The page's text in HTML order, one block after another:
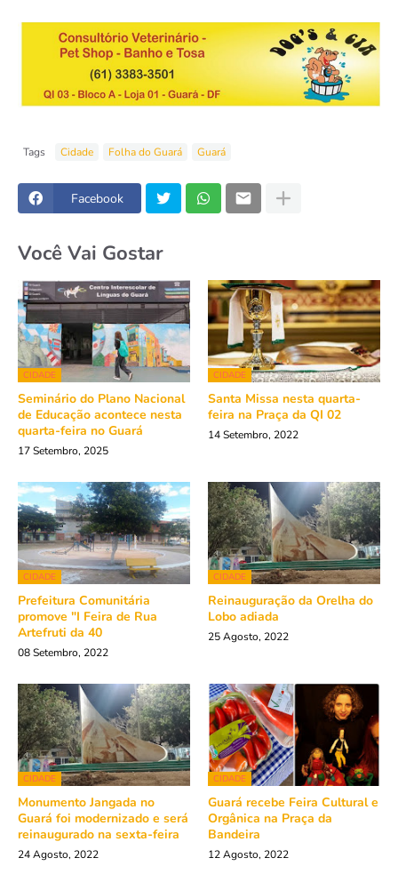
Tags Cidade Folha do Guará Guará
Facebook
Você Vai Gostar
CIDADE
Seminário do Plano Nacional
de Educação acontece nesta
quarta-feira no Guará
17 Setembro, 2025
CIDADE
Santa Missa nesta quarta-
feira na Praça da QI 02
14 Setembro, 2022
CIDADE
Prefeitura Comunitária
promove "I Feira de Rua
Artefruti da 40
08 Setembro, 2022
CIDADE
Reinauguração da Orelha do
Lobo adiada
25 Agosto, 2022
CIDADE
Monumento Jangada no
Guará foi modernizado e será
reinaugurado na sexta-feira
24 Agosto, 2022
CIDADE
Guará recebe Feira Cultural e
Orgânica na Praça da
Bandeira
12 Agosto, 2022